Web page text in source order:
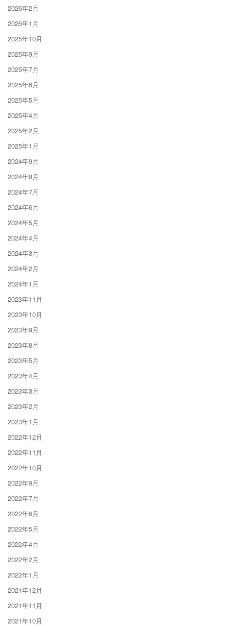
2026年2月
2026年1月
2025年10月
2025年9月
2025年7月
2025年6月
2025年5月
2025年4月
2025年2月
2025年1月
2024年9月
2024年8月
2024年7月
2024年6月
2024年5月
2024年4月
2024年3月
2024年2月
2024年1月
2023年11月
2023年10月
2023年9月
2023年8月
2023年5月
2023年4月
2023年3月
2023年2月
2023年1月
2022年12月
2022年11月
2022年10月
2022年9月
2022年7月
2022年6月
2022年5月
2022年4月
2022年2月
2022年1月
2021年12月
2021年11月
2021年10月